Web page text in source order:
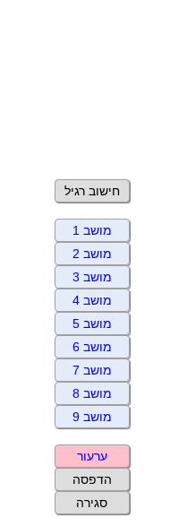
חישוב רגיל
מושב 1
מושב 2
מושב 3
מושב 4
מושב 5
מושב 6
מושב 7
מושב 8
מושב 9
ערעור
הדפסה
סגירה